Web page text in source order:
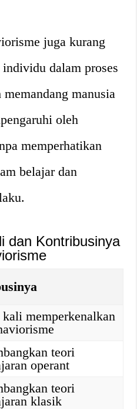
juga kurang
dalam proses
manusia
oleh
memperhatikan
belajar dan
dan Kontribusinya
kali memperkenalkan
teori
operant
teori
klasik